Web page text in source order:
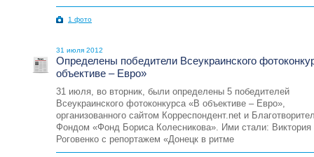
1 фото
31 июля 2012
Определены победители Всеукраинского
объективе – Евро»
31 июля, во вторник, были определены 5 победителей
Всеукраинского фотоконкурса «В объективе – Евро»,
организованного сайтом Корреспондент.net и
Фондом «Фонд Бориса Колесникова». Ими стали: Виктория
Роговенко с репортажем «Донецк в ритме